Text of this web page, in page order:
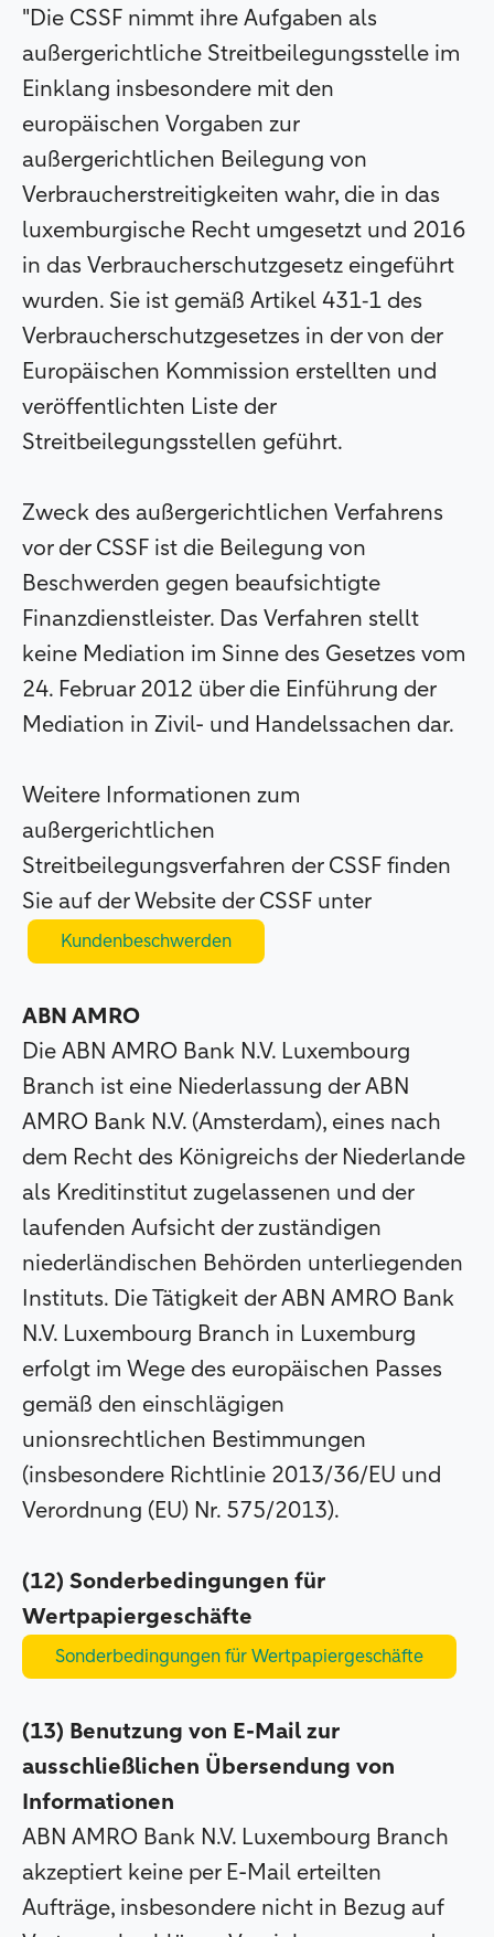
"Die CSSF nimmt ihre Aufgaben als
außergerichtliche Streitbeilegungsstelle im
Einklang insbesondere mit den
europäischen Vorgaben zur
außergerichtlichen Beilegung von
Verbraucherstreitigkeiten wahr, die in das
luxemburgische Recht umgesetzt und 2016
in das Verbraucherschutzgesetz eingeführt
wurden. Sie ist gemäß Artikel 431‑1 des
Verbraucherschutzgesetzes in der von der
Europäischen Kommission erstellten und
veröffentlichten Liste der
Streitbeilegungsstellen gefü hrt.
Zweck des außergerichtlichen Verfahrens
vor der CSSF ist die Beilegung von
Beschwerden gegen beaufsichtigte
Finanzdienstleister. Das Verfahren stellt
keine Mediation im Sinne des Gesetzes vom
24. Februar 2012 über die Einführung der
Mediation in Zivil- und Handelssachen dar.
Weitere Informationen zum
außergerichtlichen
Streitbeilegungsverfahren der CSSF finden
Sie auf der Website der CSSF unter
Kundenbeschwerden
ABN AMRO
Die ABN AMRO Bank N.V. Luxembourg
Branch ist eine Niederlassung der ABN
AMRO Bank N.V. (Amsterdam), eines nach
dem Recht des Königreichs der Niederlande
als Kreditinstitut zugelassenen und der
laufenden Aufsicht der zuständigen
niederländischen Behörden unterliegenden
Instituts. Die Tätigkeit der ABN AMRO Bank
N.V. Luxembourg Branch in Luxemburg
erfolgt im Wege des europäischen Passes
gemäß den einschlägigen
unionsrechtlichen Bestimmungen
(insbesondere Richtlinie 2013/36/EU und
Verordnung (EU) Nr. 575/2013).
(12) Sonderbedingungen für
Wertpapiergeschäfte
Sonderbedingungen für Wertpapiergeschäfte
(13) Benutzung von E-Mail zur
ausschließlichen Übersendung von
Informationen
ABN AMRO Bank N.V. Luxembourg Branch
akzeptiert keine per E-Mail erteilten
Aufträge, insbesondere nicht in Bezug auf